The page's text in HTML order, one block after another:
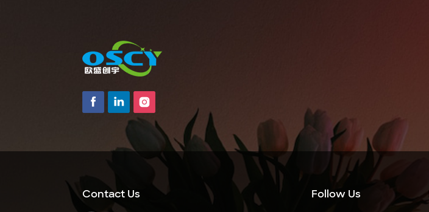
Contact Us Follow Us